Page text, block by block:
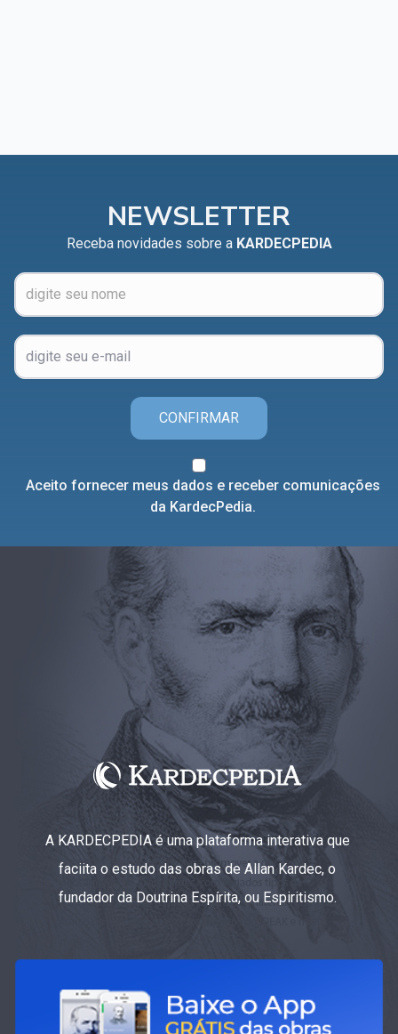
NEWSLETTER
Receba novidades sobre a KARDECPEDIA
CONFIRMAR
Aceito fornecer meus dados e receber comunicações
da KardecPedia.
A KARDECPEDIA é uma plataforma interativa que
faciita o estudo das obras de Allan Kardec, o
fundador da Doutrina Espírita, ou Espiritismo.